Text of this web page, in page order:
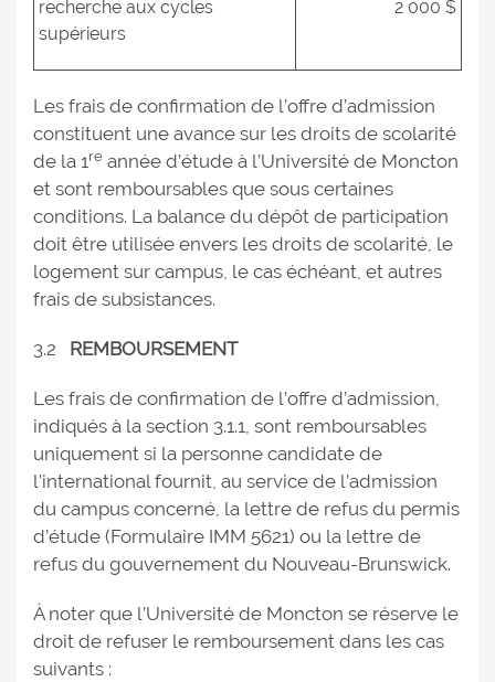
recherche aux cycles
supérieurs
2 000 $
Les frais de confirmation de l’offre d’admission
constituent une avance sur les droits de scolarité
de la 1re année d’étude à l’Université de Moncton
et sont remboursables que sous certaines
conditions. La balance du dépôt de participation
doit être utilisée envers les droits de scolarité, le
logement sur campus, le cas échéant, et autres
frais de subsistances.
3.2 REMBOURSEMENT
Les frais de confirmation de l’offre d’admission,
indiqués à la section 3.1.1, sont remboursables
uniquement si la personne candidate de
l’international fournit, au service de l’admission
du campus concerné, la lettre de refus du permis
d’étude (Formulaire IMM 5621) ou la lettre de
refus du gouvernement du Nouveau-Brunswick.
À noter que l’Université de Moncton se réserve le
droit de refuser le remboursement dans les cas
suivants :